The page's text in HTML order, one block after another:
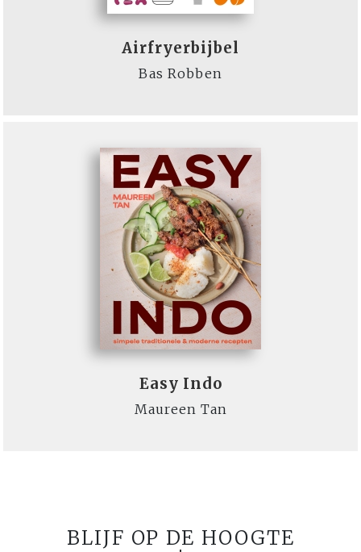
Airfryerbijbel
Bas Robben
Easy Indo
Maureen Tan
BLIJF OP DE HOOGTE